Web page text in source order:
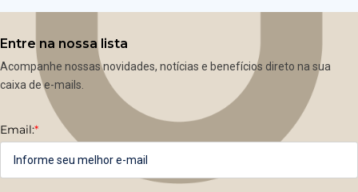
Entre na nossa lista
Acompanhe nossas novidades, notícias e benefícios direto na sua
caixa de e-mails.
Email:*